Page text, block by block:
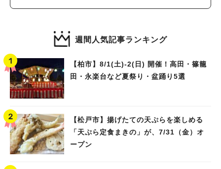
のぞいてみない？（入場無料）
週間人気記事ランキング
【柏市】8/1(土)‐2(日) 開催！高田・篠籠
田・永楽台など夏祭り・盆踊り5選
【松戸市】揚げたての天ぷらを楽しめる
「天ぷら定食まきの」が、7/31（金）オ
ープン